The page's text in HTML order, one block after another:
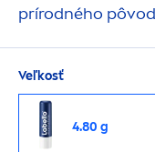
prírodného
Veľkosť
4.80 g